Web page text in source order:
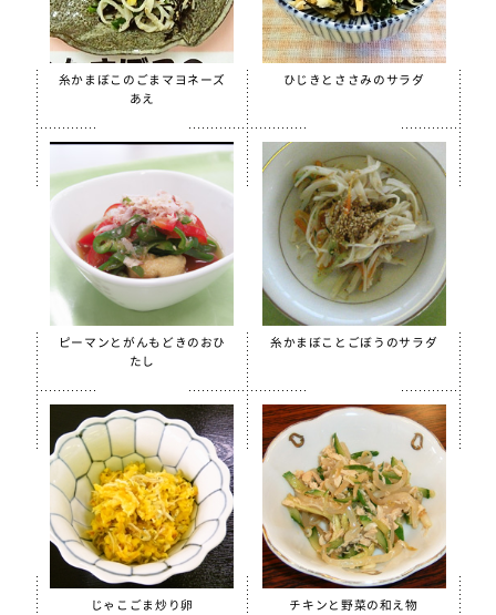
糸かまぼこのごまマヨネーズ
あえ
ひじきとささみのサラダ
ピーマンとがんもどきのおひ
たし
糸かまぼことごぼうのサラダ
じゃこごま炒り卵 チキンと野菜の和え物